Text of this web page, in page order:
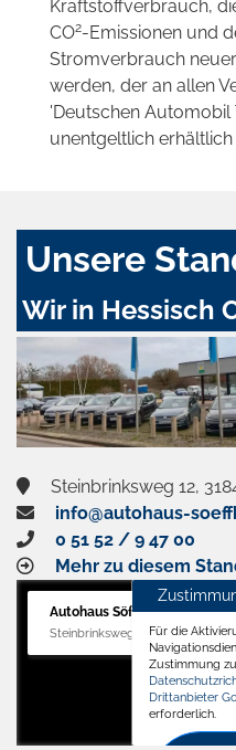
Kraftstoffverbrauch,
CO2-Emissionen und
Stromverbrauch
werden, der an allen
'Deutschen Automobil
unentgeltlich
Unsere
Wir in Hessisch
Steinbrinksweg 12,
info@autohaus-
0 51 52 / 9 47 00
Mehr zu diesem
Autohaus Söffker GmbH
Steinbrinksweg 12, 31840
Für die
Zustimmung
Drittanbieter
erforderlich.